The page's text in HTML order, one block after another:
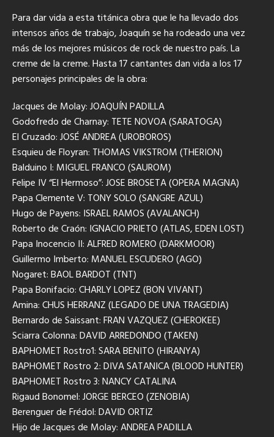
Para dar vida a esta titánica obra que le ha llevado dos
intensos años de trabajo, Joaquín se ha rodeado una vez
más de los mejores músicos de rock de nuestro país. La
creme de la creme. Hasta 17 cantantes dan vida a los 17
personajes principales de la obra:
Jacques de Molay: JOAQUÍN PADILLA
Godofredo de Charnay: TETE NOVOA (SARATOGA)
El Cruzado: JOSÉ ANDREA (UROBOROS)
Esquieu de Floyran: THOMAS VIKSTROM (THERION)
Balduino I: MIGUEL FRANCO (SAUROM)
Felipe IV “El Hermoso”: JOSE BROSETA (OPERA MAGNA)
Papa Clemente V: TONY SOLO (SANGRE AZUL)
Hugo de Payens: ISRAEL RAMOS (AVALANCH)
Roberto de Craón: IGNACIO PRIETO (ATLAS, EDEN LOST)
Papa Inocencio II: ALFRED ROMERO (DARKMOOR)
Guillermo Imberto: MANUEL ESCUDERO (AGO)
Nogaret: BAOL BARDOT (TNT)
Papa Bonifacio: CHARLY LOPEZ (BON VIVANT)
Amina: CHUS HERRANZ (LEGADO DE UNA TRAGEDIA)
Bernardo de Saissant: FRAN VAZQUEZ (CHEROKEE)
Sciarra Colonna: DAVID ARREDONDO (TAKEN)
BAPHOMET Rostro1: SARA BENITO (HIRANYA)
BAPHOMET Rostro 2: DIVA SATANICA (BLOOD HUNTER)
BAPHOMET Rostro 3: NANCY CATALINA
Rigaud Bonomel: JORGE BERCEO (ZENOBIA)
Berenguer de Frédol: DAVID ORTIZ
Hijo de Jacques de Molay: ANDREA PADILLA